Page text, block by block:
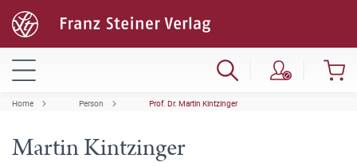
Home Person Prof. Dr. Martin Kintzinger
Martin Kintzinger